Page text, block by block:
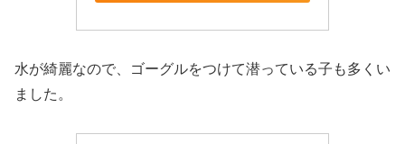
水が綺麗なので、ゴーグルをつけて潜っている子も多くい
ました。